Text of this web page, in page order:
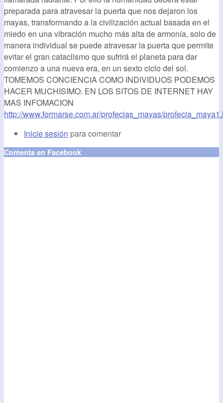
preparada para atravesar la puerta que nos dejaron los
mayas, transformando a la civilización actual basada en el
miedo en una vibración mucho más alta de armonía, solo de
manera individual se puede atravesar la puerta que permite
evitar el gran cataclismo que sufrirá el planeta para dar
comienzo a una nueva era, en un sexto ciclo del sol.
TOMEMOS CONCIENCIA COMO INDIVIDUOS PODEMOS
HACER MUCHISIMO. EN LOS SITOS DE INTERNET HAY
MAS INFOMACION
http://www.formarse.com.ar/profecias_mayas/
Inicie sesión para comentar
Comenta en Facebook